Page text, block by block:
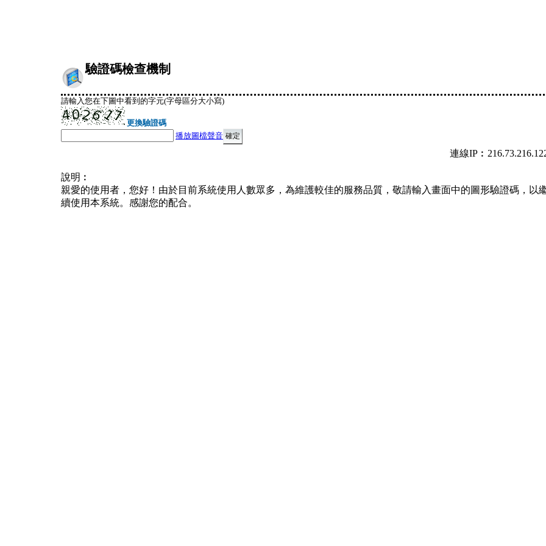
驗證碼檢查機制
請輸入您在下圖中看到的字元(字母區分大小寫)
更換驗證碼
播放圖檔聲音
連線
說明︰
親愛的使用者，您好！由於目前系統使用人數眾多，為維護較佳的服務品質，敬請輸入畫面中的圖形驗證碼，以
續使用本系統。感謝您的配合。